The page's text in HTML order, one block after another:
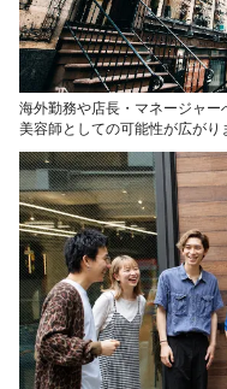
海外勤務や店長・マネージャー
美容師としての可能性が広が